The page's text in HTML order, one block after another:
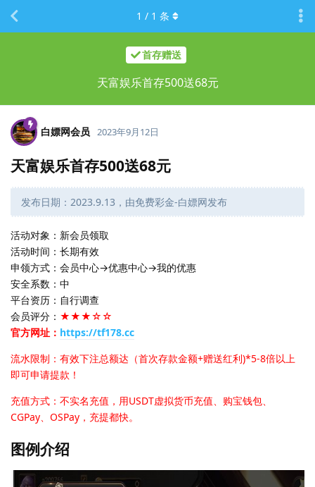
首存赠送
天富娱乐首存500送68元
1 / 1 条
白嫖网会员 2023年9月12日
天富娱乐首存500送68元
发布日期：2023.9.13，由免费彩金-白嫖网发布
活动对象：新会员领取
活动时间：长期有效
申领方式：会员中心→优惠中心→我的优惠
安全系数：中
平台资历：自行调查
会员评分： ★★★☆☆
官方网址： https://tf178.cc
流水限制：有效下注总额达（首次存款金额+赠送红利)*5-8倍以上
即可申请提款！
充值方式：不实名充值，用USDT虚拟货币充值、购宝钱包、
CGPay、OSPay，充提都快。
图例介绍